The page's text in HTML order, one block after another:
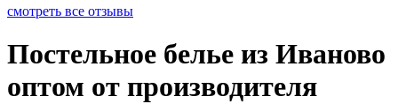
смотреть все отзывы
Постельное белье из Иваново
оптом от производителя